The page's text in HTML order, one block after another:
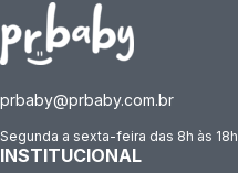
prbaby@prbaby.com.br
Segunda a sexta-feira das 8h às 18h
INSTITUCIONAL